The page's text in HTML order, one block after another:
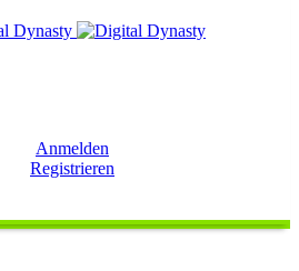
Anmelden
Registrieren